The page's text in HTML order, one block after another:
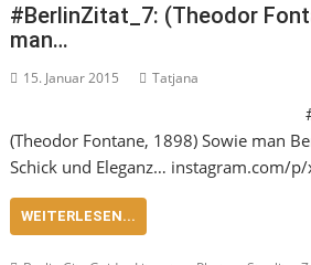
#BerlinZitat_7: (Theodor
man…
15. Januar 2015 Tatjana
(Theodor Fontane, 1898) Sowie man
Schick und Eleganz… instagram.com/
WEITERLESEN...